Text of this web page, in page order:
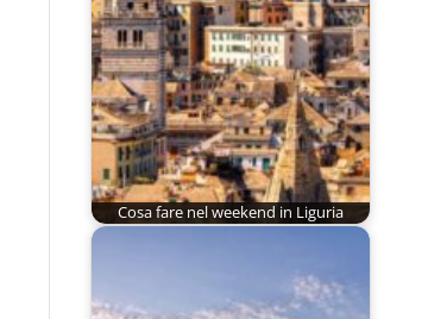
Cosa fare nel weekend in Liguria